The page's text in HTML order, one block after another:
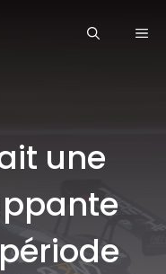
une